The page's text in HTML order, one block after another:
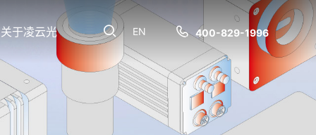
400-829-1996
EN
关于凌云光